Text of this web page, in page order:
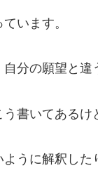
います。
自分の願望と違
う書いてある
ように解釈した